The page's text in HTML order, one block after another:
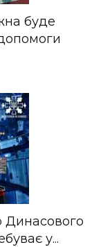
буде
Динасового
у...